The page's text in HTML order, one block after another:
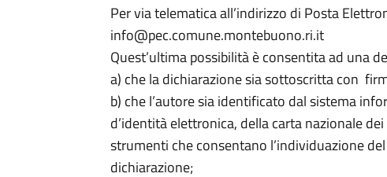
Per via telematica all’indirizzo di Posta
info@pec.comune.montebuono.ri.it
Quest’ultima possibilità è consentita ad una
a) che la dichiarazione sia sottoscritta con
b) che l’autore sia identificato dal sistema
d’identità elettronica, della carta nazionale
strumenti che consentano l’individuazione
dichiarazione;